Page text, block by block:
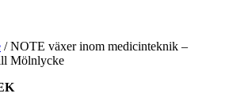
/NOTE växer inom medicinteknik –
Mölnlycke